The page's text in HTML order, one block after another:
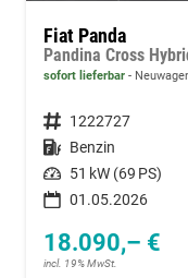
Fiat Panda
Pandina Cross
sofort lieferbar
Fahrzeugnummer 1222727
Kraftstoff Benzin
Leistung 51 kW (69 PS)
01.05.2026
18.090,– €
incl. 19% MwSt.